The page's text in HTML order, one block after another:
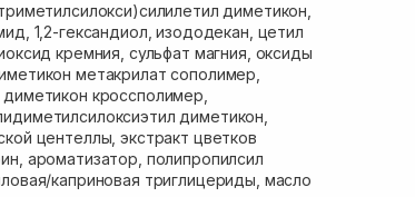
диметикон,
1,2-гександиол, изододекан, цетил
кремния, сульфат магния, оксиды
метакрилат сополимер,
кроссполимер,
диметикон,
центеллы, экстракт цветков
ароматизатор, полипропилсил
каприновая триглицериды, масло